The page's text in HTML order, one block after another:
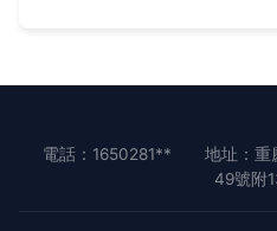
電話：1650281**
地址：重
49號附